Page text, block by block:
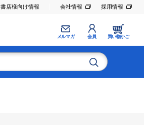
書店様向け情報 会社情報 採用情報
メルマガ 会員 買い物かご